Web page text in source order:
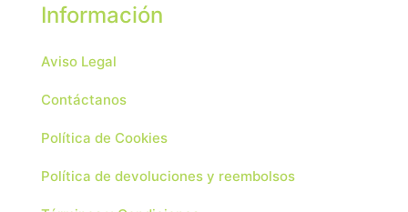
Información
Aviso Legal
Contáctanos
Política de Cookies
Política de devoluciones y reembolsos